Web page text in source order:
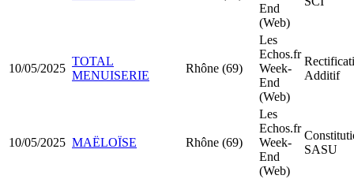
End
(Web)
10/05/2025
TOTAL
MENUISERIE
Rhône (69)
Les
Echos.fr
Week-
End
(Web)
Additif
10/05/2025 MAËLOÏSE Rhône (69)
Les
Echos.fr
Week-
End
(Web)
SASU